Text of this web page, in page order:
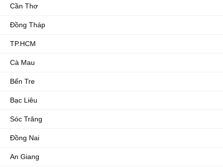
Cần Thơ
Đồng Tháp
TP.HCM
Cà Mau
Bến Tre
Bạc Liêu
Sóc Trăng
Đồng Nai
An Giang